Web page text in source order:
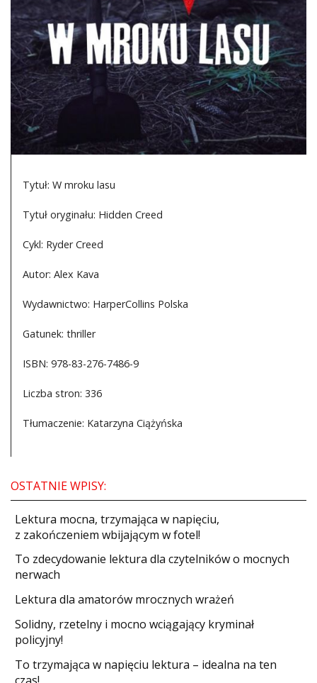
Tytuł: W mroku lasu
Tytuł oryginału: Hidden Creed
Cykl: Ryder Creed
Autor: Alex Kava
Wydawnictwo: HarperCollins Polska
Gatunek: thriller
ISBN: 978-83-276-7486-9
Liczba stron: 336
Tłumaczenie: Katarzyna Ciążyńska
OSTATNIE WPISY:
​Lektura mocna, trzymająca w napięciu,
z zakończeniem wbijającym w fotel!
​To zdecydowanie lektura dla czytelników o mocnych
nerwach
Lektura dla amatorów mrocznych wrażeń
Solidny, rzetelny i mocno wciągający kryminał
policyjny!
​To trzymająca w napięciu lektura – idealna na ten